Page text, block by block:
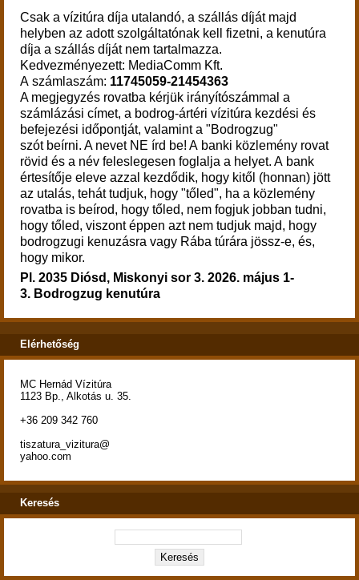
Csak a vízitúra díja utalandó, a szállás díját majd
helyben az adott szolgáltatónak kell fizetni, a kenutúra
díja a szállás díját nem tartalmazza.
Kedvezményezett: MediaComm Kft.
A számlaszám: 11745059-21454363
A megjegyzés rovatba kérjük irányítószámmal a
számlázási címet, a bodrog-ártéri vízitúra kezdési és
befejezési időpontját, valamint a "Bodrogzug"
szót beírni. A nevet NE írd be! A banki közlemény rovat
rövid és a név feleslegesen foglalja a helyet. A bank
értesítője eleve azzal kezdődik, hogy kitől (honnan) jött
az utalás, tehát tudjuk, hogy "tőled", ha a közlemény
rovatba is beírod, hogy tőled, nem fogjuk jobban tudni,
hogy tőled, viszont éppen azt nem tudjuk majd, hogy
bodrogzugi kenuzásra vagy Rába túrára jössz-e, és,
hogy mikor.
Pl. 2035 Diósd, Miskonyi sor 3. 2026. május 1-
3. Bodrogzug kenutúra
Elérhetőség
MC Hernád Vízitúra
1123 Bp., Alkotás u. 35.
+36 209 342 760
tiszatura_vizitura@
yahoo.com
Keresés